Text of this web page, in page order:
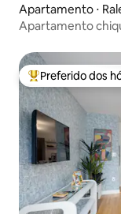
Apartamento ⋅
Apartamento
Entre os
Preferido dos